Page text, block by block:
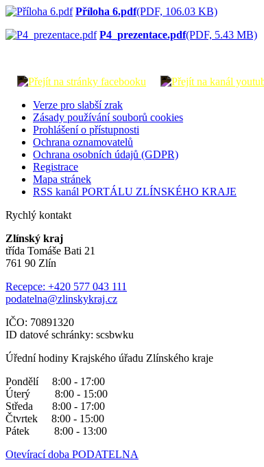
Příloha 6.pdf(PDF, 106.03 KB)
P4_prezentace.pdf(PDF, 5.43 MB)
Verze pro slabší zrak
Zásady používání souborů cookies
Prohlášení o přístupnosti
Ochrana oznamovatelů
Ochrana osobních údajů (GDPR)
Registrace
Mapa stránek
RSS kanál PORTÁLU ZLÍNSKÉHO KRAJE
Rychlý kontakt
Zlínský kraj
třída Tomáše Bati 21
761 90 Zlín
Recepce: +420 577 043 111
podatelna@zlinskykraj.cz
IČO: 70891320
ID datové schránky: scsbwku
Úřední hodiny Krajského úřadu Zlínského kraje
Pondělí 8:00 - 17:00
Úterý 8:00 - 15:00
Středa 8:00 - 17:00
Čtvrtek 8:00 - 15:00
Pátek 8:00 - 13:00
Otevírací doba PODATELNA